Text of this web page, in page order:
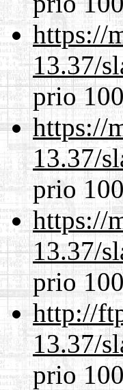
https://
13.37/
prio
https://
13.37/
prio
https://
13.37/
prio
http://
13.37/
prio